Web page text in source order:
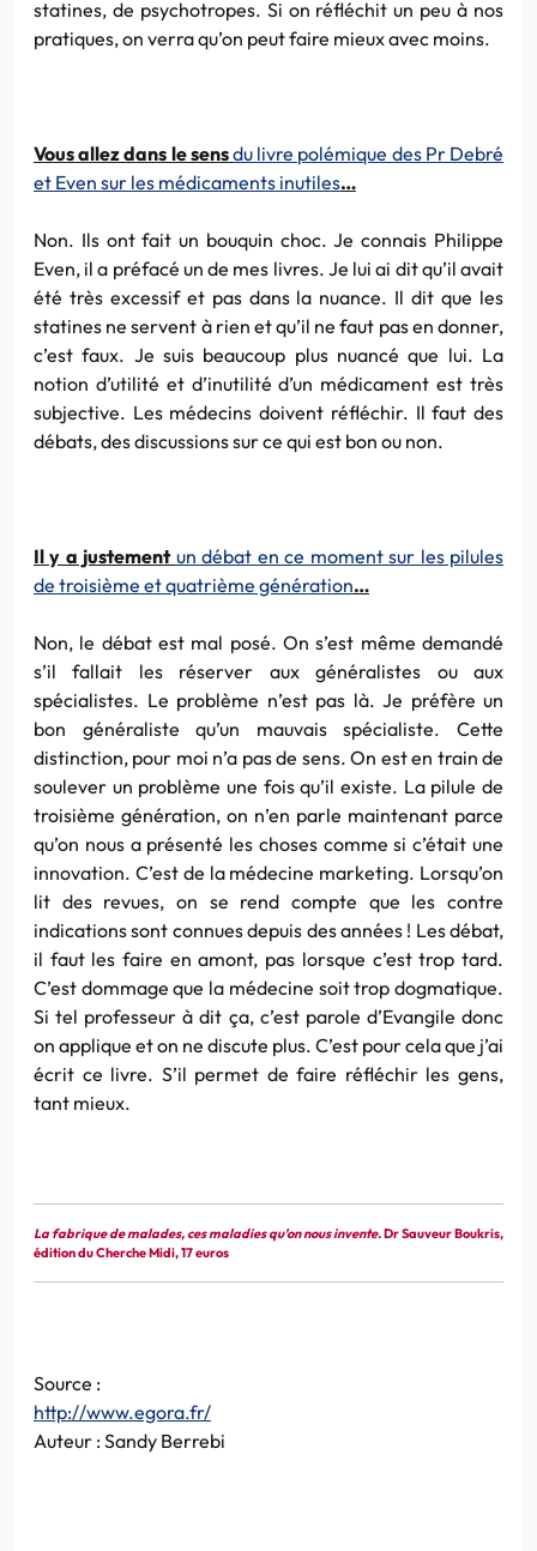
statines, de psychotropes. Si on réfléchit un peu à nos
pratiques, on verra qu’on peut faire mieux avec moins.
Vous allez dans le sensdu livre polémique des Pr Debré
et Even sur les médicaments inutiles…
Non. Ils ont fait un bouquin choc. Je connais Philippe
Even, il a préfacé un de mes livres. Je lui ai dit qu’il avait
été très excessif et pas dans la nuance. Il dit que les
statines ne servent à rien et qu’il ne faut pas en donner,
c’est faux. Je suis beaucoup plus nuancé que lui. La
notion d’utilité et d’inutilité d’un médicament est très
subjective. Les médecins doivent réfléchir. Il faut des
débats, des discussions sur ce qui est bon ou non.
Il y a justement un débat en ce moment sur les pilules
de troisième et quatrième génération…
Non, le débat est mal posé. On s’est même demandé
s’il fallait les réserver aux généralistes ou aux
spécialistes. Le problème n’est pas là. Je préfère un
bon généraliste qu’un mauvais spécialiste. Cette
distinction, pour moi n’a pas de sens. On est en train de
soulever un problème une fois qu’il existe. La pilule de
troisième génération, on n’en parle maintenant parce
qu’on nous a présenté les choses comme si c’était une
innovation. C’est de la médecine marketing. Lorsqu’on
lit des revues, on se rend compte que les contre
indications sont connues depuis des années ! Les débat,
il faut les faire en amont, pas lorsque c’est trop tard.
C’est dommage que la médecine soit trop dogmatique.
Si tel professeur à dit ça, c’est parole d’Evangile donc
on applique et on ne discute plus. C’est pour cela que j’ai
écrit ce livre. S’il permet de faire réfléchir les gens,
tant mieux.
La fabrique de malades, ces maladies qu’on nous invente.Dr Sauveur Boukris,
édition du Cherche Midi, 17 euros
Source :
http://www.egora.fr/
Auteur : Sandy Berrebi